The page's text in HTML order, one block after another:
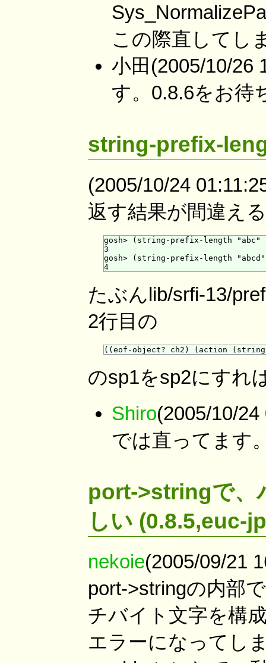
この際直してし
小田(2005/10/26
す。0.8.6をお待
string-prefix-
(2005/10/24
返す結果が間違え
gosh> (string-prefix-length "abc"
3
gosh> (string-prefix-length
たぶんlib/srfi-13/
2行目の
のsp1をsp2にすれ
Shiro(2005/10/
では直ってます
port->stringで、
しい (0.8.5,euc-
nekoie(2005/09/21
port->stringの内部
チバイト文字を構
エラーになってし